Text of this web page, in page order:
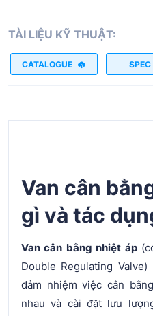
TÀI LIỆU KỸ THUẬT:
CATALOGUE SPEC
Van cân
gì và tác
Van cân bằng nhiệt áp
Double Regulating
đảm nhiệm việc cân
nhau và cài đặt lưu